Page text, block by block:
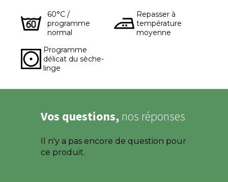
60°C /
programme
normal
Repasser à
température
moyenne
Programme
délicat du sèche-
linge
Vos questions, nos réponses
Il n'y a pas encore de question pour
ce produit.